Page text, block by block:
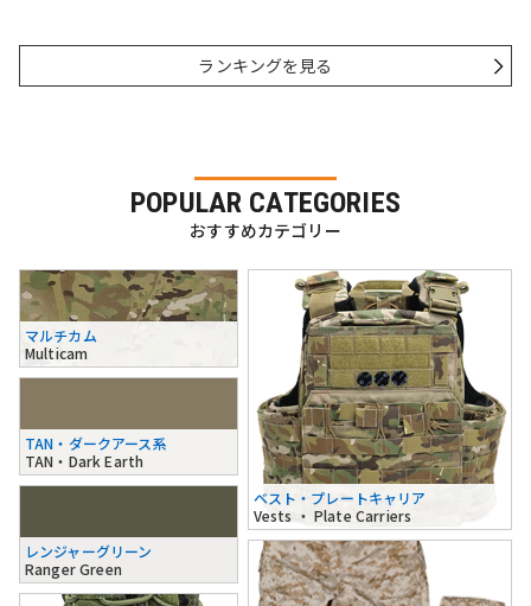
ランキングを見る
POPULAR CATEGORIES
おすすめカテゴリー
マルチカム
Multicam
TAN・ダークアース系
TAN・Dark Earth
レンジャーグリーン
Ranger Green
ベスト・プレートキャリア
Vests ・ Plate Carriers